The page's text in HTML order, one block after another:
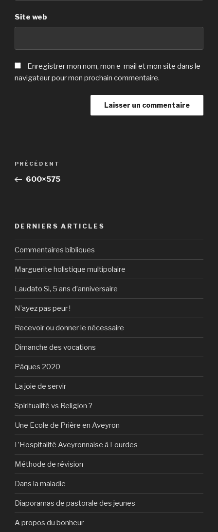
Site web
Enregistrer mon nom, mon e-mail et mon site dans le
navigateur pour mon prochain commentaire.
Navigation
l’article
Article
précédent
PRÉCÉDENT
600×575
DERNIERS ARTICLES
Commentaires bibliques
Marguerite holistique multipolaire
Laudato Si, 5 ans d’anniversaire
N’ayez pas peur !
Recevoir ou donner le nécessaire
Dimanche des vocations
Pâques 2020
La joie de servir
Spiritualité vs Religion ?
Une Ecole de Prière en Aveyron
L’Hospitalité Aveyronnaise à Lourdes
Méthode de révision
Dans la maladie
Diaporamas de pastorale des jeunes
A propos du bonheur